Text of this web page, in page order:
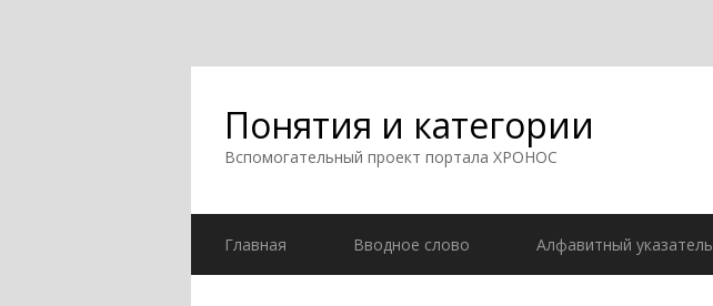
Понятия и категории
Вспомогательный проект портала ХРОНОС
Главная Вводное слово Алфавитный указатель